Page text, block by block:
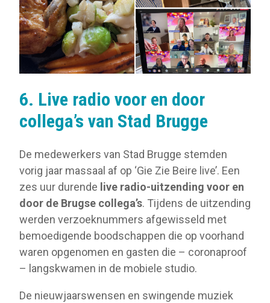
6. Live radio voor en door
collega’s van Stad Brugge
De medewerkers van Stad Brugge stemden
vorig jaar massaal af op ‘Gie Zie Beire live’. Een
zes uur durende live radio-uitzending voor en
door de Brugse collega’s. Tijdens de uitzending
werden verzoeknummers afgewisseld met
bemoedigende boodschappen die op voorhand
waren opgenomen en gasten die – coronaproof
– langskwamen in de mobiele studio.
De nieuwjaarswensen en swingende muziek